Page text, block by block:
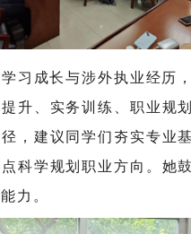
习成长与涉外执业经历
升、实务训练、职业规
，建议同学们夯实专业
科学规划职业方向。她
力。